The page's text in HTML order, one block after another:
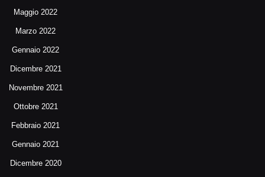
Maggio 2022
Marzo 2022
Gennaio 2022
Dicembre 2021
Novembre 2021
Ottobre 2021
Febbraio 2021
Gennaio 2021
Dicembre 2020